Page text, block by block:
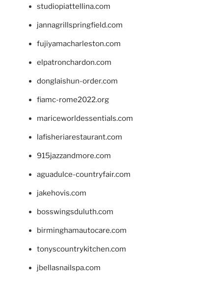
studiopiattellina.com
jannagrillspringfield.com
fujiyamacharleston.com
elpatronchardon.com
donglaishun-order.com
fiamc-rome2022.org
mariceworldessentials.com
lafisheriarestaurant.com
915jazzandmore.com
aguadulce-countryfair.com
jakehovis.com
bosswingsduluth.com
birminghamautocare.com
tonyscountrykitchen.com
jbellasnailspa.com